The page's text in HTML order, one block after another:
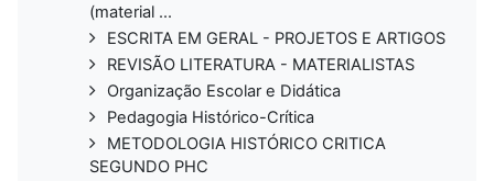
(material ...
ESCRITA EM GERAL - PROJETOS E ARTIGOS
REVISÃO LITERATURA - MATERIALISTAS
Organização Escolar e Didática
Pedagogia Histórico-Crítica
METODOLOGIA HISTÓRICO CRITICA
SEGUNDO PHC